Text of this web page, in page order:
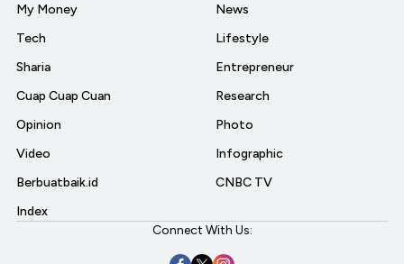
My Money
Tech
Sharia
Cuap Cuap Cuan
Opinion
Video
Berbuatbaik.id
Index
News
Lifestyle
Entrepreneur
Research
Photo
Infographic
CNBC TV
Connect With Us: